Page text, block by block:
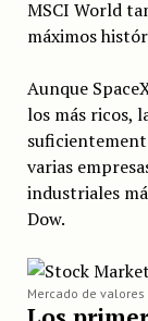
MSCI World
máximos
Aunque
los más ricos,
varias
industriales
Dow.
Mercado de valores